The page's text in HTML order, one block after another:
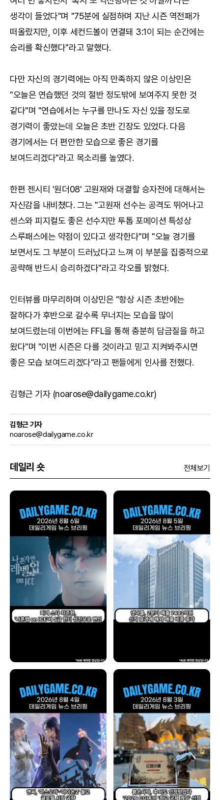
생각이 들었다"며 "75분에 실점하며 지난 시즌 역전패가
떠올랐지만, 이후 세컨드볼이 연결돼 3:1이 되는 순간에는
승리를 확신했다"라고 말했다.
다만 자신의 경기력에는 아직 만족하지 않은 이상민은
"오늘은 연습했던 것의 절반 정도밖에 보여주지 못한 것
같다"며 "연습에서는 누구를 만나도 자신 있을 정도로
경기력이 좋았는데 오늘은 초반 긴장도 있었다. 다음
경기에서는 더 편안한 모습으로 좋은 경기를
보여드리겠다"라고 목소리를 높였다.
한편 젠시티 '원더08' 고원재와 대결할 승자전에 대해서는
자신감을 내비쳤다. 그는 "고원재 선수는 공격도 뛰어나고
센스와 피지컬도 좋은 선수지만 투톱 포메이션 특성상
스루패스에는 약점이 있다고 생각한다"며 "오늘 경기를
보면서도 그 부분이 드러났다고 느껴 이 부분을 집중적으로
공략해 반드시 승리하겠다"라고 각오를 밝혔다.
인터뷰를 마무리하며 이상민은 "항상 시즌 초반에는
잘하다가 후반으로 갈수록 무너지는 모습을 많이
보여드렸는데 이번에는 FFL을 통해 충분히 담금질을 하고
왔다"며 "이번 시즌은 다를 것이라고 믿고 지켜봐주시면
좋은 모습 보여드리겠다"라고 팬들에게 인사를 전했다.
김형근 기자 (noarose@dailygame.co.kr)
김형근 기자
noarose@dailygame.co.kr
데일리 숏 전체보기